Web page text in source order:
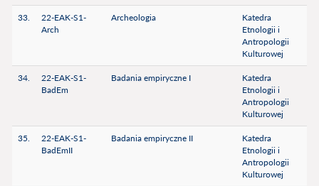
33.
22-EAK-S1-
Arch
Archeologia
Katedra
Etnologii i
Antropologii
Kulturowej
34.
22-EAK-S1-
BadEm
Badania empiryczne I
Katedra
Etnologii i
Antropologii
Kulturowej
35.
22-EAK-S1-
BadEmII
Badania empiryczne II
Katedra
Etnologii i
Antropologii
Kulturowej